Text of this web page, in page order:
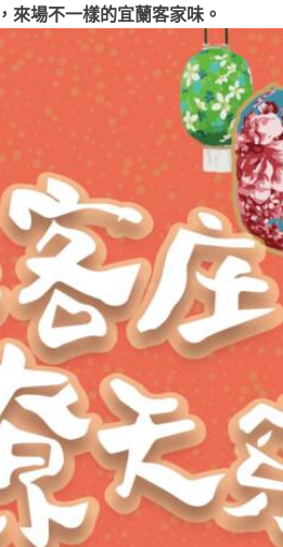
來場不一樣的宜蘭客家味。